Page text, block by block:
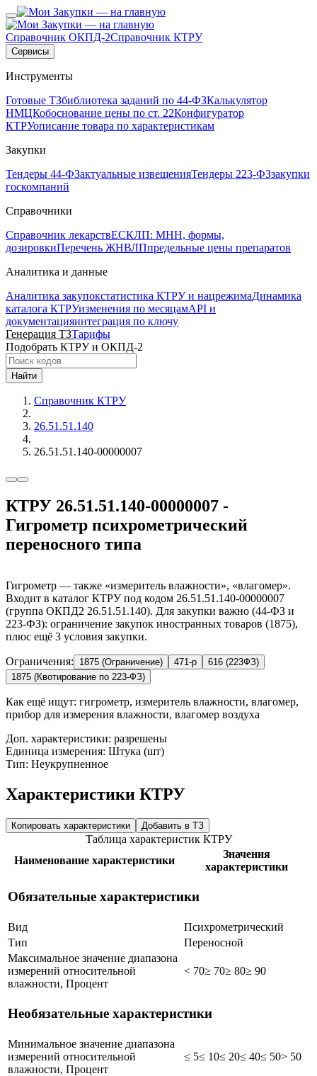
Справочник ОКПД-2Справочник КТРУ
Сервисы
Инструменты
Готовые ТЗбиблиотека заданий по 44-ФЗКалькулятор
НМЦКобоснование цены по ст. 22Конфигуратор
КТРУописание товара по характеристикам
Закупки
Тендеры 44-ФЗактуальные извещенияТендеры 223-ФЗзакупки
госкомпаний
Справочники
Справочник лекарствЕСКЛП: МНН, формы,
дозировкиПеречень ЖНВЛПпредельные цены препаратов
Аналитика и данные
Аналитика закупокстатистика КТРУ и нацрежимаДинамика
каталога КТРУизменения по месяцамAPI и
документацияинтеграция по ключу
Генерация ТЗТарифы
Подобрать КТРУ и ОКПД-2
Найти
Справочник КТРУ
26.51.51.140
26.51.51.140-00000007
КТРУ 26.51.51.140-00000007 -
Гигрометр психрометрический
переносного типа
Гигрометр — также «измеритель влажности», «влагомер».
Входит в каталог КТРУ под кодом 26.51.51.140-00000007
(группа ОКПД2 26.51.51.140). Для закупки важно (44-ФЗ и
223-ФЗ): ограничение закупок иностранных товаров (1875),
плюс ещё 3 условия закупки.
Ограничения: 1875 (Ограничение) 471-р
616 (223ФЗ)
1875 (Квотирование по 223-ФЗ)
Как ещё ищут: гигрометр, измеритель влажности, влагомер,
прибор для измерения влажности, влагомер воздуха
Доп. характеристики: разрешены
Единица измерения: Штука (шт)
Тип: Неукрупненное
Характеристики КТРУ
Копировать характеристики Добавить в ТЗ
Таблица характеристик КТРУ
Наименование характеристики
Значения
характеристики
Обязательные характеристики
Вид
Психрометрический
Тип
Переносной
Максимальное значение диапазона
измерений относительной
влажности, Процент
< 70≥ 70≥ 80≥ 90
Необязательные характеристики
Минимальное значение диапазона
измерений относительной
влажности, Процент
≤ 5≤ 10≤ 20≤ 40≤ 50> 50